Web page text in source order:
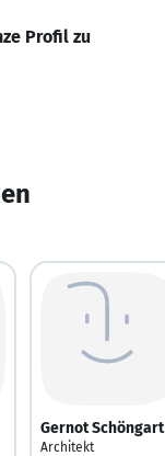
Profil zu
Gernot Schöngart
Architekt